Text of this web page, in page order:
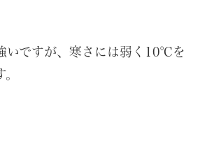
いですが、寒さには弱く10℃を